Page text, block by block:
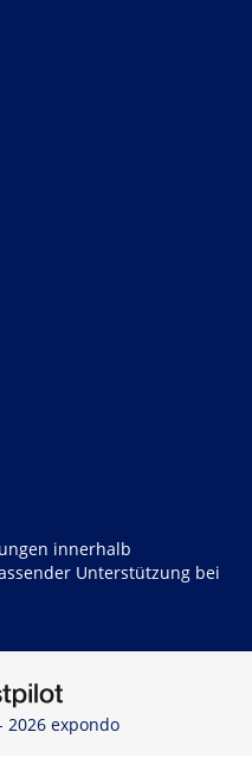
innerhalb
Unterstützung bei
2026 expondo